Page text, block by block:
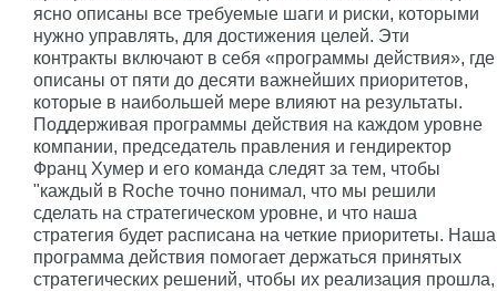
ясно описаны все требуемые шаги и риски, которыми
нужно управлять, для достижения целей. Эти
контракты включают в себя «программы действия», где
описаны от пяти до десяти важнейших приоритетов,
которые в наибольшей мере влияют на результаты.
Поддерживая программы действия на каждом уровне
компании, председатель правления и гендиректор
Франц Хумер и его команда следят за тем, чтобы
"каждый в Roche точно понимал, что мы решили
сделать на стратегическом уровне, и что наша
стратегия будет расписана на четкие приоритеты. Наша
программа действия помогает держаться принятых
стратегических решений, чтобы их реализация прошла,